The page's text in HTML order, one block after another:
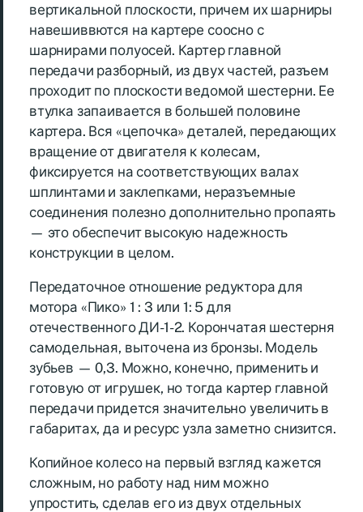
вертикальной плоскости, причем их шарниры
навешиввются на картере соосно с
шарнирами полуосей. Картер главной
передачи разборный, из двух частей, разъем
проходит по плоскости ведомой шестерни. Ее
втулка запаивается в большей половине
картера. Вся «цепочка» деталей, передающих
вращение от двигателя к колесам,
фиксируется на соответствующих валах
шплинтами и заклепками, неразъемные
соединения полезно дополнительно пропаять
— это обеспечит высокую надежность
конструкции в целом.
Передаточное отношение редуктора для
мотора «Пико» 1 : 3 или 1: 5 для
отечественного ДИ-1-2. Корончатая шестерня
самодельная, выточена из бронзы. Модель
зубьев — 0,3. Можно, конечно, применить и
готовую от игрушек, но тогда картер главной
передачи придется значительно увеличить в
габаритах, да и ресурс узла заметно снизится.
Копийное колесо на первый взгляд кажется
сложным, но работу над ним можно
упростить, сделав его из двух отдельных